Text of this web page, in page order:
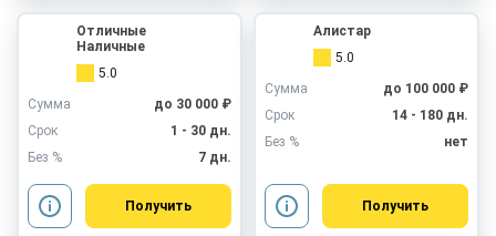
Отличные
Наличные
5.0
Сумма
до 30 000 ₽
Срок
1 - 30 дн.
Без %
7 дн.
Получить
Алистар
5.0
Сумма
до 100 000 ₽
Срок
14 - 180 дн.
Без %
нет
Получить